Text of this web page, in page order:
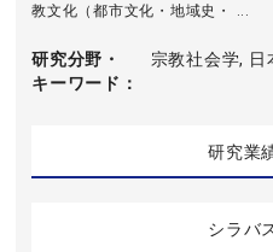
教文化（都市文化・地域史・ ...
研究分野・
キーワード
宗教社会学, 日
研究業
シラバ